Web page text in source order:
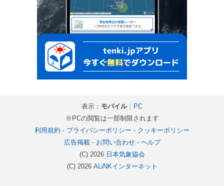
表示： モバイル｜ PC
※PCの閲覧は一部制限されます
利用規約 - プライバシーポリシー - クッキーポリシー
広告掲載- お問い合わせ- ヘルプ
(C) 2026 日本気象協会
(C) 2026 ALiNKインターネット